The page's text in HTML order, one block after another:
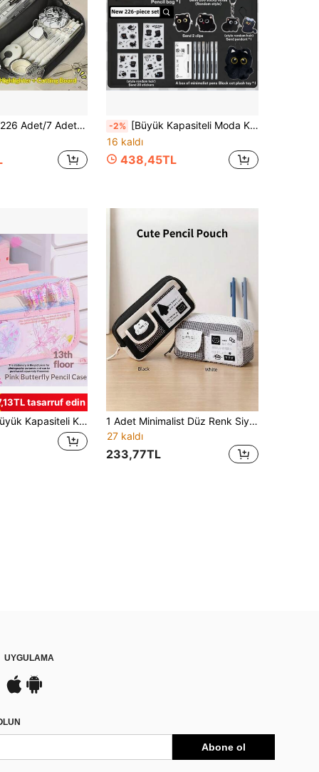
Dikey Kırtasiye Düzenleyici, Öğrenciler, Erkekler, Kadınlar ve Ofis Çalışanları İçin, Kalem, Silgi, Cetvel ve Bant İçin Masaüstü Saklama Alanı, Okula Dönüş Ofis Hediyesi, A7 Defter + 5 Kalem ile
-2% [Büyük Kapasiteli Moda Kalem Kutusu] Büyük Kapasiteli Şeffaf Kalem Kutusu - Şık Çok Katmanlı Saklama Çantası, Okul Gereçleri İçin Uygun, Dayanıklı Polyester Malzeme
16 kaldı
438,45TL
tasarruf edin
Kesesi, Okul, Okula Dönüş, Okul Gereçleri, Çok Fonksiyonlu Saklama Çantası, Kadın Makyaj Çantası, Kişisel Bakım Çantası, Öğrenci Kırtasiye Çantası, Kalem Kesesi, Sırt Çantası, Okula Dönüş
1 Adet Minimalist Düz Renk Siyah & Beyaz Kareli Japon Stili Kalem Kutusu, Geniş Açılı Fermuar Tasarımlı Çok Cepli Öğrenci Kırtasiye Saklama Çantası, Kampüs Masaüstü Kırtasiye Aksesuarı Kalem Kutusu, Çok Fonksiyonlu Toz Geçirmez Yurt Kozmetik Saklama Çantası, Hesap Makinesi, Defter ve Kalem Saklanabilir - Okul, Ofis ve Seyahat İçin Uygun - Öğrenciler, Profesyoneller, Erkekler & Kadınlar İçin Uygun, Okul Kırtasiye Saklama Kutusu, Çok Fonksiyonlu Saklama Kutusu, Güvenli Fermuar Kapanışı, Kalem Çantası, Okula Dönüş Sezonu
27 kaldı
233,77TL
UYGULAMA
Abone ol